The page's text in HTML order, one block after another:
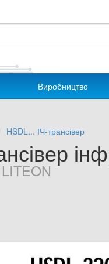
Виробництво
HSDL... ІЧ-трансівер